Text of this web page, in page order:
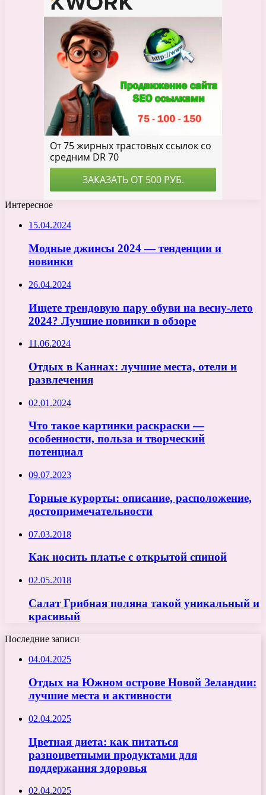
Интересное
15.04.2024
Модные джинсы 2024 — тенденции и
новинки
26.04.2024
Ищете трендовую пару обуви на весну-лето
2024? Лучшие новинки в обзоре
11.06.2024
Отдых в Каннах: лучшие места, отели и
развлечения
02.01.2024
Что такое картинки раскраски —
особенности, польза и творческий
потенциал
09.07.2023
Горные курорты: описание, расположение,
достопримечательности
07.03.2018
Как носить платье с открытой спиной
02.05.2018
Салат Грибная поляна такой уникальный и
красивый
Последние записи
04.04.2025
Отдых на Южном острове Новой Зеландии:
лучшие места и активности
02.04.2025
Цветная диета: как питаться
разноцветными продуктами для
поддержания здоровья
02.04.2025